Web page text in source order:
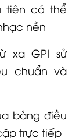
tiên có thể
nền
xa GPI sử
chuẩn và
bảng điều
trực tiếp